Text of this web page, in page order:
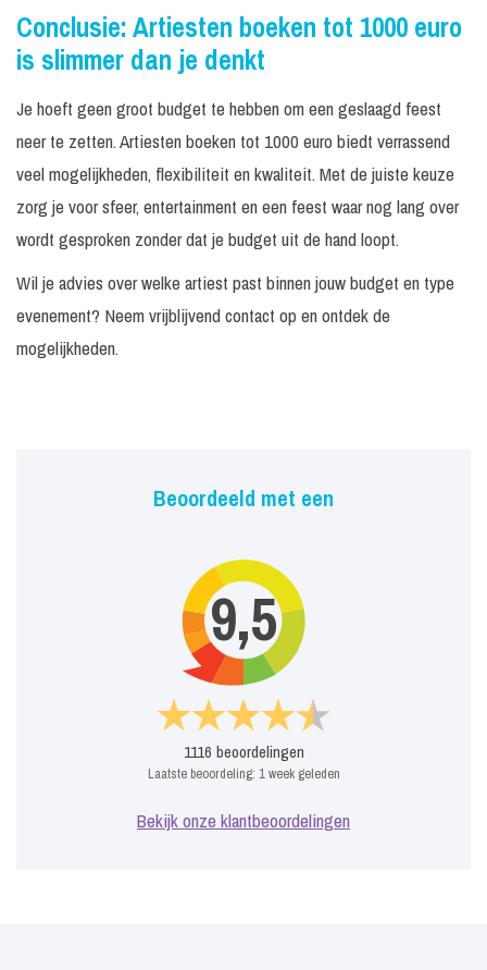
Conclusie: Artiesten boeken tot 1000 euro
is slimmer dan je denkt
Je hoeft geen groot budget te hebben om een geslaagd feest
neer te zetten. Artiesten boeken tot 1000 euro biedt verrassend
veel mogelijkheden, flexibiliteit en kwaliteit. Met de juiste keuze
zorg je voor sfeer, entertainment en een feest waar nog lang over
wordt gesproken zonder dat je budget uit de hand loopt.
Wil je advies over welke artiest past binnen jouw budget en type
evenement? Neem vrijblijvend contact op en ontdek de
mogelijkheden.
Beoordeeld met een
9,5
1116 beoordelingen
Laatste beoordeling: 1 week geleden
Bekijk onze klantbeoordelingen